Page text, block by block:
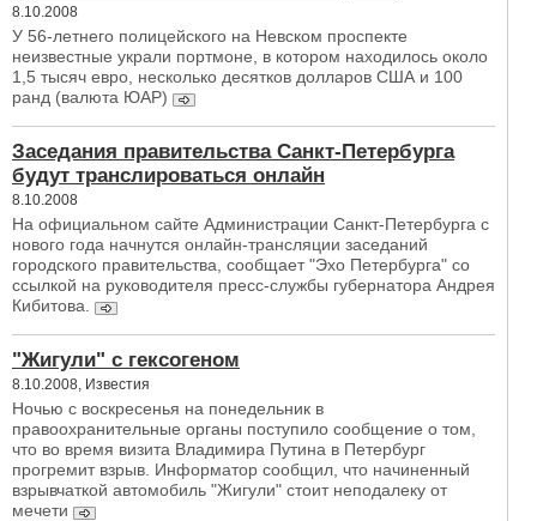
8.10.2008
У 56-летнего полицейского на Hевском проспекте
неизвестные украли портмоне, в котором находилось около
1,5 тысяч евро, несколько десятков долларов США и 100
ранд (валюта ЮАР)
Заседания правительства Санкт-Петербурга
будут транслироваться онлайн
8.10.2008
На официальном сайте Администрации Санкт-Петербурга с
нового года начнутся онлайн-трансляции заседаний
городского правительства, сообщает "Эхо Петербурга" со
ссылкой на руководителя пресс-службы губернатора Андрея
Кибитова.
"Жигули" с гексогеном
8.10.2008, Известия
Ночью с воскресенья на понедельник в
правоохранительные органы поступило сообщение о том,
что во время визита Владимира Путина в Петербург
прогремит взрыв. Информатор сообщил, что начиненный
взрывчаткой автомобиль "Жигули" стоит неподалеку от
мечети